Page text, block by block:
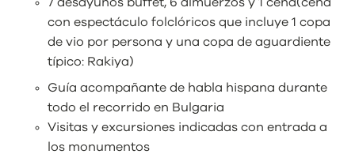
con espectáculo folclóricos que incluye 1 copa
de vio por persona y una copa de aguardiente
típico: Rakiya)
Guía acompañante de habla hispana durante
todo el recorrido en Bulgaria
Visitas y excursiones indicadas con entrada a
los monumentos